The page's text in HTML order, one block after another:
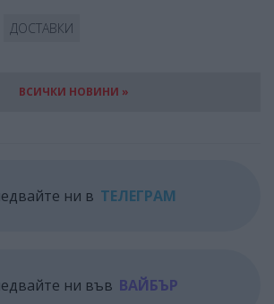
ДОСТАВКИ
ВСИЧКИ НОВИНИ »
ни в ТЕЛЕГРАМ
ни във ВАЙБЪР